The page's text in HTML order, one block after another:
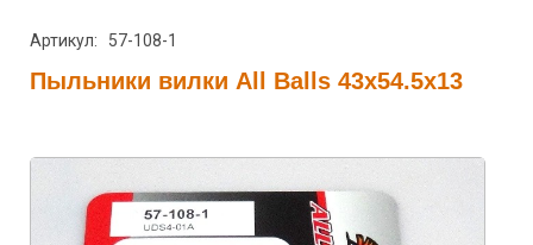
Артикул: 57-108-1
Пыльники вилки All Balls 43x54.5x13